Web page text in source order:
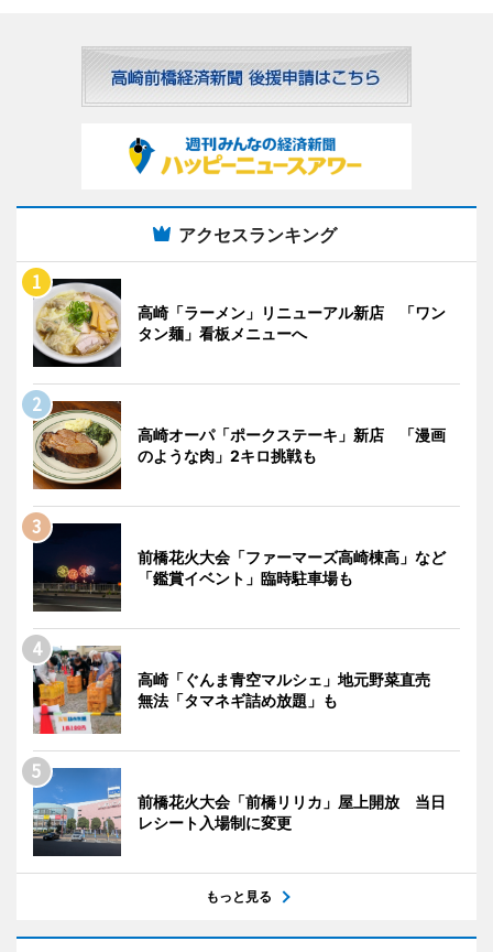
アクセスランキング
高崎「ラーメン」リニューアル新店 「ワン
タン麺」看板メニューへ
高崎オーパ「ポークステーキ」新店 「漫画
のような肉」2キロ挑戦も
前橋花火大会「ファーマーズ高崎棟高」など
「鑑賞イベント」臨時駐車場も
高崎「ぐんま青空マルシェ」地元野菜直売
無法「タマネギ詰め放題」も
前橋花火大会「前橋リリカ」屋上開放 当日
レシート入場制に変更
もっと見る